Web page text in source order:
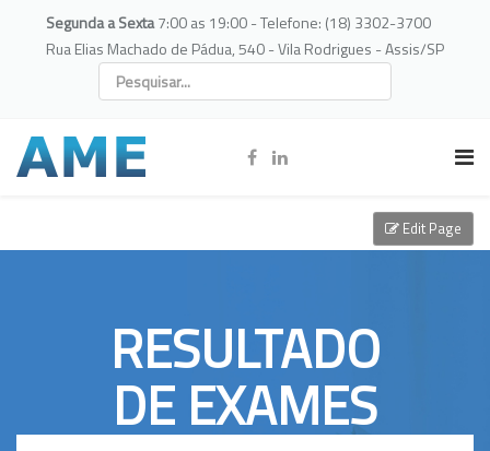
Segunda a Sexta7:00 as 19:00 - Telefone: (18) 3302-3700
Rua Elias Machado de Pádua, 540 - Vila Rodrigues - Assis/SP
RESULTADO
DE EXAMES
Edit Page